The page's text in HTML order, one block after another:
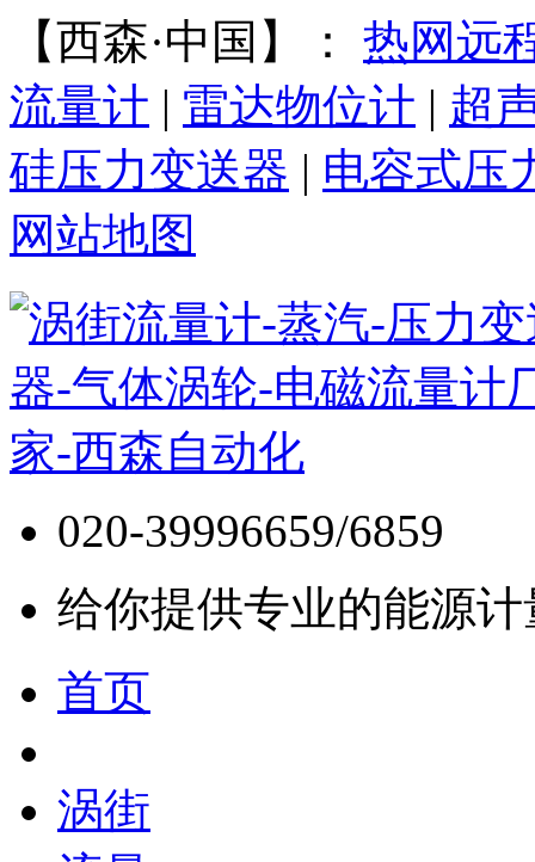
【西森·中国】： 热网远
流量计 | 雷达物位计 | 超
硅压力变送器 | 电容式压
网站地图
020-39996659/6859
给你提供专业的能源
首页
涡街